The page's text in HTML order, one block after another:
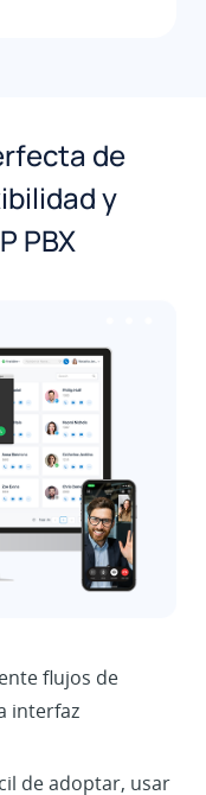
de
y
PBX
flujos de
interfaz
de adoptar, usar